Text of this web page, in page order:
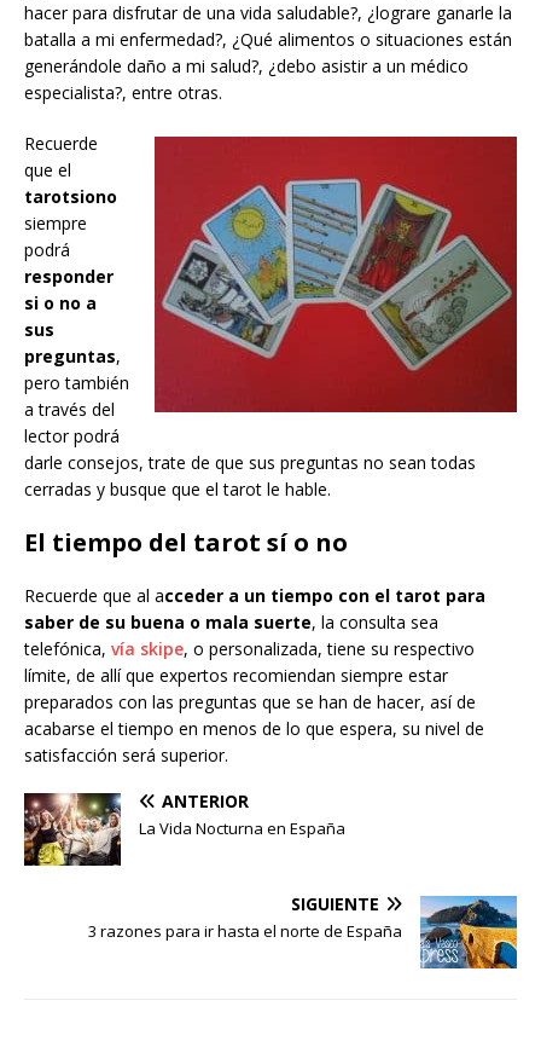
hacer para disfrutar de una vida saludable?, ¿lograre ganarle la
batalla a mi enfermedad?, ¿Qué alimentos o situaciones están
generándole daño a mi salud?, ¿debo asistir a un médico
especialista?, entre otras.
Recuerde
que el
tarotsiono
siempre
podrá
responder
si o no a
sus
preguntas,
pero también
a través del
lector podrá
darle consejos, trate de que sus preguntas no sean todas
cerradas y busque que el tarot le hable.
El tiempo del tarot sí o no
Recuerde que al acceder a un tiempo con el tarot para
saber de su buena o mala suerte, la consulta sea
telefónica, vía skipe, o personalizada, tiene su respectivo
límite, de allí que expertos recomiendan siempre estar
preparados con las preguntas que se han de hacer, así de
acabarse el tiempo en menos de lo que espera, su nivel de
satisfacción será superior.
ANTERIOR
La Vida Nocturna en España
SIGUIENTE
3 razones para ir hasta el norte de España